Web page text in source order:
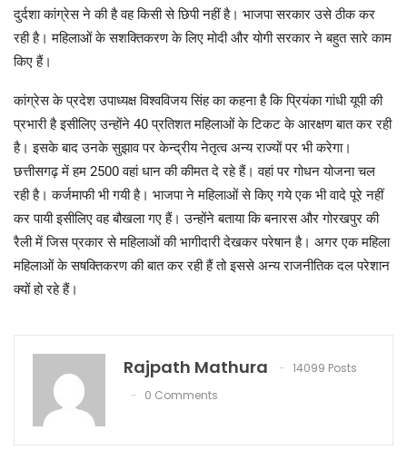
दुर्दशा कांग्रेस ने की है वह किसी से छिपी नहीं है। भाजपा सरकार उसे ठीक कर
रही है। महिलाओं के सशक्तिकरण के लिए मोदी और योगी सरकार ने बहुत सारे काम
किए हैं।
कांग्रेस के प्रदेश उपाध्यक्ष विश्वविजय सिंह का कहना है कि प्रियंका गांधी यूपी की
प्रभारी है इसीलिए उन्होंने 40 प्रतिशत महिलाओं के टिकट के आरक्षण बात कर रही
है। इसके बाद उनके सुझाव पर केन्द्रीय नेतृत्व अन्य राज्यों पर भी करेगा।
छत्तीसगढ़ में हम 2500 वहां धान की कीमत दे रहे हैं। वहां पर गोधन योजना चल
रही है। कर्जमाफी भी गयी है। भाजपा ने महिलाओं से किए गये एक भी वादे पूरे नहीं
कर पायी इसीलिए वह बौखला गए हैं। उन्होंने बताया कि बनारस और गोरखपुर की
रैली में जिस प्रकार से महिलाओं की भागीदारी देखकर परेषान है। अगर एक महिला
महिलाओं के सषक्तिकरण की बात कर रही हैं तो इससे अन्य राजनीतिक दल परेशान
क्यों हो रहे हैं।
Rajpath Mathura
14099 Posts
0 Comments